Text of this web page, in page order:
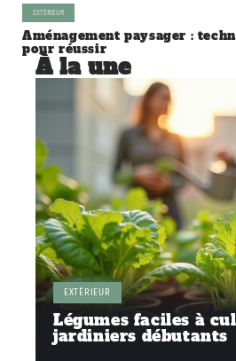
EXTÉRIEUR
Aménagement paysager :
pour réussir
À la une
EXTÉRIEUR
Légumes faciles à
jardiniers débutants